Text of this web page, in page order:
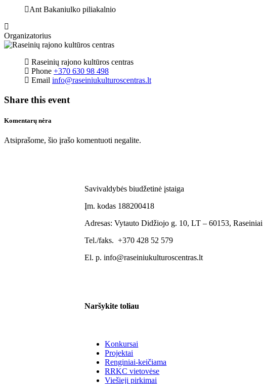
Ant Bakaniulko piliakalnio
Organizatorius
Raseinių rajono kultūros centras
Phone +370 630 98 498
Email info@raseiniukulturoscentras.lt
Share this event
Komentarų nėra
Atsiprašome, šio įrašo komentuoti negalite.
Savivaldybės biudžetinė įstaiga
Įm. kodas 188200418
Adresas: Vytauto Didžiojo g. 10, LT – 60153, Raseiniai
Tel./faks. +370 428 52 579
El. p. info@raseiniukulturoscentras.lt
Naršykite toliau
Konkursai
Projektai
Renginiai-keičiama
RRKC vietovėse
Viešieji pirkimai